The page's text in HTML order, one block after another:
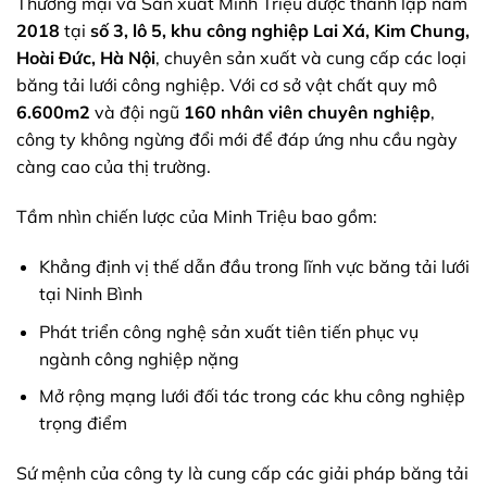
2018 tại số 3, lô 5, khu công nghiệp Lai Xá, Kim Chung,
Hoài Đức, Hà Nội, chuyên sản xuất và cung cấp các loại
băng tải lưới công nghiệp. Với cơ sở vật chất quy mô
6.600m2 và đội ngũ 160 nhân viên chuyên nghiệp,
công ty không ngừng đổi mới để đáp ứng nhu cầu ngày
càng cao của thị trường.
Tầm nhìn chiến lược của Minh Triệu bao gồm:
Khẳng định vị thế dẫn đầu trong lĩnh vực băng tải lưới
tại Ninh Bình
Phát triển công nghệ sản xuất tiên tiến phục vụ
ngành công nghiệp nặng
Mở rộng mạng lưới đối tác trong các khu công nghiệp
trọng điểm
Sứ mệnh của công ty là cung cấp các giải pháp băng tải